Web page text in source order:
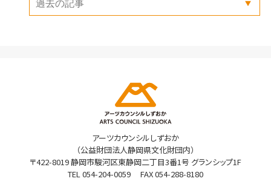
アーツカウンシルしずおか
（公益財団法人静岡県文化財団内）
〒422-8019 静岡市駿河区東静岡二丁目3番1号 グランシップ1F
TEL054-204-0059 FAX 054-288-8180